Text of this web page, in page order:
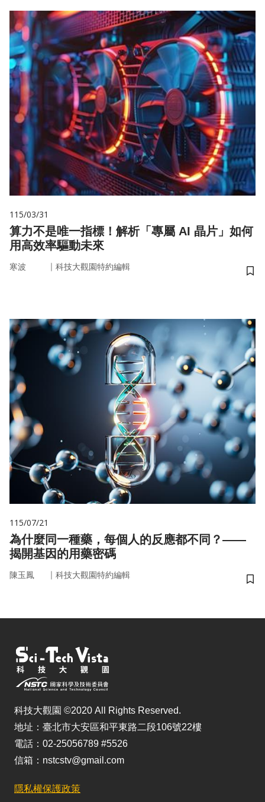
115/03/31
算力不是唯一指標！解析「專屬 AI 晶片」如何
用高效率驅動未來
寒波 ｜ 科技大觀園特約編輯
儲
115/07/21
為什麼同一種藥，每個人的反應都不同？——
揭開基因的用藥密碼
陳玉鳳 ｜ 科技大觀園特約編輯
儲
科技大觀園 ©2020 All Rights Reserved.
地址：臺北市大安區和平東路二段106號22樓
電話：02-25056789 #5526
信箱：nstcstv@gmail.com
隱私權保護政策